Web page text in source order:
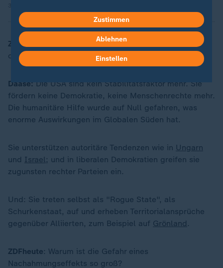
ZDFheute
: Welche Auswirkungen hat es auf den Rest
der Welt?
Daase: Die USA sind kein Stabilitätsfaktor mehr. Sie
fördern keine Demokratie, keine Menschenrechte mehr.
Die humanitäre Hilfe wurde auf Null gefahren, was
enorme Auswirkungen im Globalen Süden hat.
Sie unterstützen autoritäre Tendenzen wie in Ungarn
und Israel; und in liberalen Demokratien greifen sie
zugunsten rechter Parteien ein.
Und: Sie treten selbst als "Rogue State", als
Schurkenstaat, auf und erheben Territorialansprüche
gegenüber Alliierten, zum Beispiel auf Grönland .
ZDFheute: Warum ist die Gefahr eines
Nachahmungseffekts so groß?
Zustimmen
Ablehnen
Einstellen